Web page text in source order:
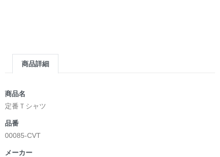
商品詳細
商品名
定番Ｔシャツ
品番
00085-CVT
メーカー